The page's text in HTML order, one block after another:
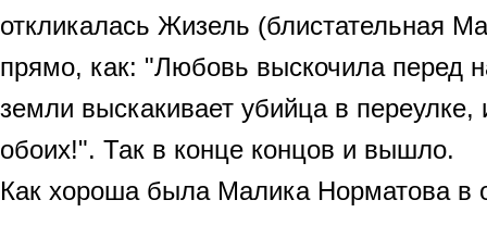
откликалась Жизель (блистательная
прямо, как: "Любовь выскочила перед
земли выскакивает убийца в переулке,
обоих!". Так в конце концов и вышло.
Как хороша была Малика Норматова в